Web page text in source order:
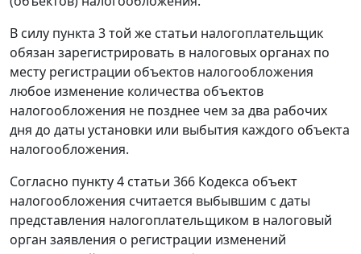
В силу пункта 3 той же статьи налогоплательщик
обязан зарегистрировать в налоговых органах по
месту регистрации объектов налогообложения
любое изменение количества объектов
налогообложения не позднее чем за два рабочих
дня до даты установки или выбытия каждого объекта
налогообложения.
Согласно пункту 4 статьи 366 Кодекса объект
налогообложения считается выбывшим с даты
представления налогоплательщиком в налоговый
орган заявления о регистрации изменений